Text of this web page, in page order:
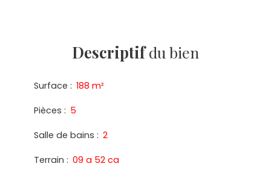
Descriptifdu bien
Surface : 188 m²
Pièces : 5
Salle de bains : 2
Terrain : 09 a 52 ca